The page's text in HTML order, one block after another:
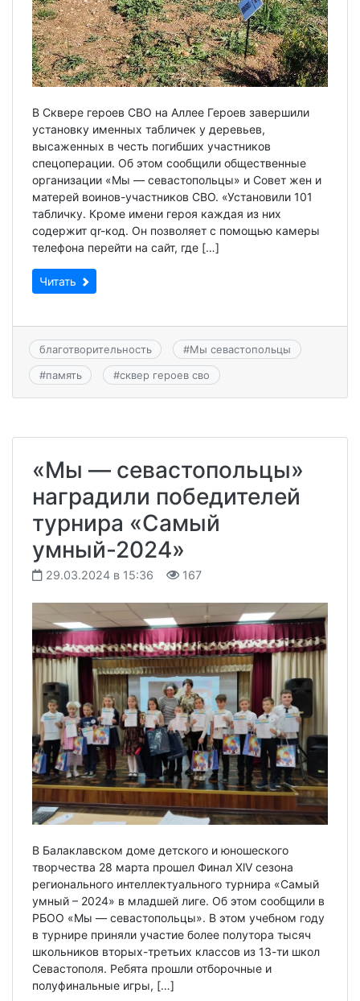
В Сквере героев СВО на Аллее Героев завершили
установку именных табличек у деревьев,
высаженных в честь погибших участников
спецоперации. Об этом сообщили общественные
организации «Мы — севастопольцы» и Совет жен и
матерей воинов-участников СВО. «Установили 101
табличку. Кроме имени героя каждая из них
содержит qr-код. Он позволяет с помощью камеры
телефона перейти на сайт, где […]
Читать
благотворительность #Мы севастопольцы
#память #сквер героев сво
«Мы — севастопольцы»
наградили победителей
турнира «Самый
умный-2024»
29.03.2024 в 15:36 167
В Балаклавском доме детского и юношеского
творчества 28 марта прошел Финал XlV сезона
регионального интеллектуального турнира «Самый
умный – 2024» в младшей лиге. Об этом сообщили в
РБОО «Мы — севастопольцы». В этом учебном году
в турнире приняли участие более полутора тысяч
школьников вторых-третьих классов из 13-ти школ
Севастополя. Ребята прошли отборочные и
полуфинальные игры, […]